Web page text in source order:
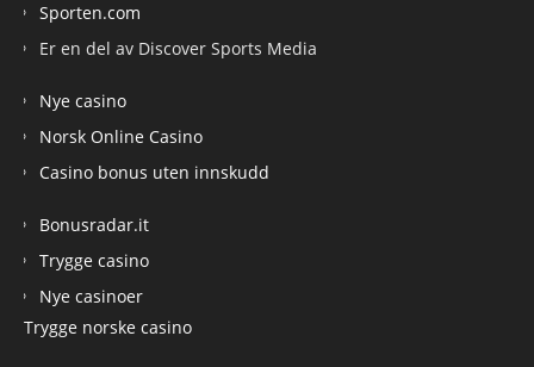
Sporten.com
Er en del av Discover Sports Media
Nye casino
Norsk Online Casino
Casino bonus uten innskudd
Bonusradar.it
Trygge casino
Nye casinoer
Trygge norske casino